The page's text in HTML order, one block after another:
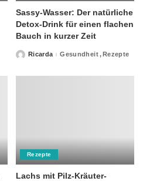
Sassy-Wasser: Der natürliche
Detox-Drink für einen flachen
Bauch in kurzer Zeit
PostedRicarda Gesundheit Rezepte
Rezepte
Lachs mit Pilz-Kräuter-